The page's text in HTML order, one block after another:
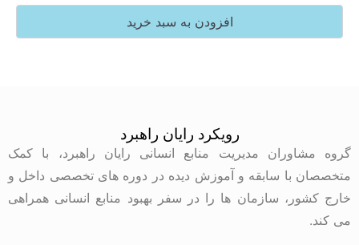
افزودن به سبد خرید
رویکرد رایان راهبرد
مدیریت منابع انسانی رایان راهبرد، با کمک
با سابقه و آموزش دیده در دوره های تخصصی داخل و
سازمان ها را در سفر بهبود منابع انسانی همراهی